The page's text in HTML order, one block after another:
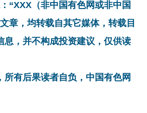
“XXX（非中国有色网或非中国
章，均转载自其它媒体，转载目
息，并不构成投资建议，仅供读
所有后果读者自负，中国有色网